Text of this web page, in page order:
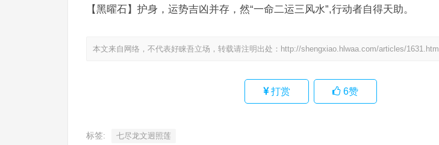
【黑曜石】护身，运势吉凶并存，然“一命二运三风水”,行动者自得天助。
本文来自网络，不代表好睐吾立场，转载请注明出处： http://shengxiao.hlwaa.com/articles/1631.html
打赏 6赞
标签: 七尽龙文迥照莲